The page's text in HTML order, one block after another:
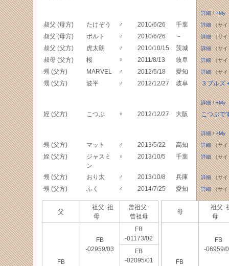
詳細/+My
叔父 (母方) たけぞう ♂ 2010/6/26 千葉 詳細（サイ
叔父 (母方) ボルト ♂ 2010/6/26 － 詳細（サイ
叔父 (父方) 虎太朗 ♂ 2010/10/15 茨城 詳細（サイ
叔母 (父方) 桜 ♀ 2011/8/13 岐阜 詳細（サイ
甥 (父方) MARVEL ♂ 2012/5/18 愛知 詳細（サイ
甥 (父方) 波平 ♂ 2012/12/27 岐阜 ３ブルズ
詳細/+My
姪 (父方) こつぶ ♀ 2012/12/27 大阪 こつぶで
詳細/+My
甥 (父方) マット ♂ 2013/5/22 高知 詳細（サイ
姪 (父方)
ジャスミ
ン
♀ 2013/10/5 千葉 詳細（サイ
甥 (父方) おり太 ♂ 2013/10/8 兵庫 詳細（サイ
甥 (父方) ふく ♂ 2014/7/25 愛知 詳細（サイ
父
祖父･祖
母
曾祖父･
曾祖母
FB
FB
-02959/03
FB
-01173/02
FB
-02095/01
母
祖父･
母
FB
FB
-06959/